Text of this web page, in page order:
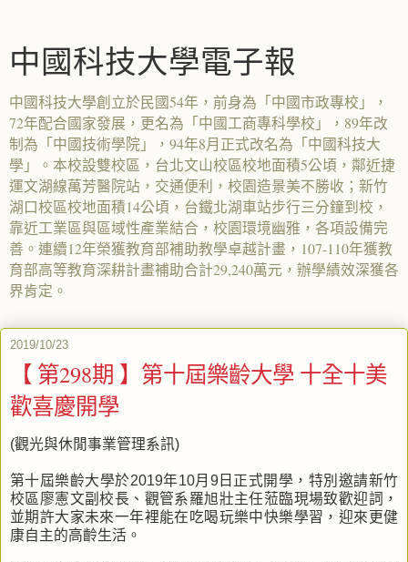
中國科技大學電子報
中國科技大學創立於民國54年，前身為「中國市政專校」，
72年配合國家發展，更名為「中國工商專科學校」，89年改
制為「中國技術學院」，94年8月正式改名為「中國科技大
學」。本校設雙校區，台北文山校區校地面積5公頃，鄰近捷
運文湖線萬芳醫院站，交通便利，校園造景美不勝收；新竹
湖口校區校地面積14公頃，台鐵北湖車站步行三分鐘到校，
靠近工業區與區域性產業結合，校園環境幽雅，各項設備完
善。連續12年榮獲教育部補助教學卓越計畫，107-110年獲教
育部高等教育深耕計畫補助合計29,240萬元，辦學績效深獲各
界肯定。
2019/10/23
【 第298期 】第十屆樂齡大學 十全十美
歡喜慶開學
(觀光與休閒事業管理系訊)
第十屆樂齡大學於2019年10月9日正式開學，特別邀請新竹
校區廖憲文副校長、觀管系羅旭壯主任蒞臨現場致歡迎詞，
並期許大家未來一年裡能在吃喝玩樂中快樂學習，迎來更健
康自主的高齡生活。